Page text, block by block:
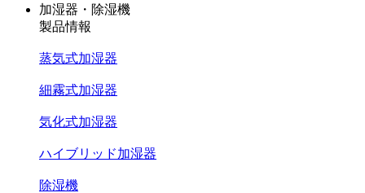
加湿器・除湿機
製品情報
蒸気式加湿器
細霧式加湿器
気化式加湿器
ハイブリッド加湿器
除湿機